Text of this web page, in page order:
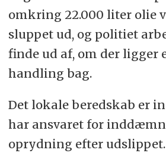
omkring 22.000 liter olie
sluppet ud, og politiet
finde ud af, om der ligger
handling bag.
Det lokale beredskab er
har ansvaret for
oprydning efter udslippet.